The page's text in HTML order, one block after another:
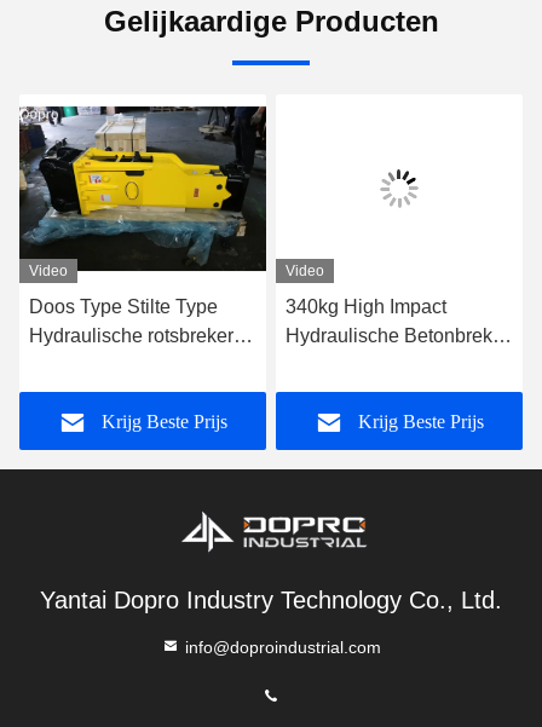
Gelijkaardige Producten
Video
Doos Type Stilte Type
Hydraulische rotsbreker
Diameter 100mm
Krijg Beste Prijs
Video
340kg High Impact
Hydraulische Betonbreker
beitel Voor Hard Rock
Stone MiningKrijg Beste Prijs
Yantai Dopro Industry Technology Co., Ltd.
info@doproindustrial.com